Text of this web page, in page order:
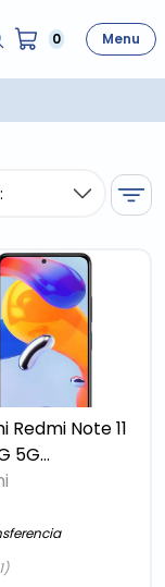
0 Menu
Redmi Note 11
SIM
interna 128
microSD slot